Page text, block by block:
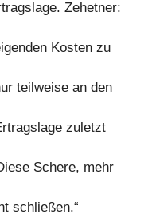
Zehetner:
Kosten zu
teilweise an den
zuletzt
Schere, mehr
schließen.“